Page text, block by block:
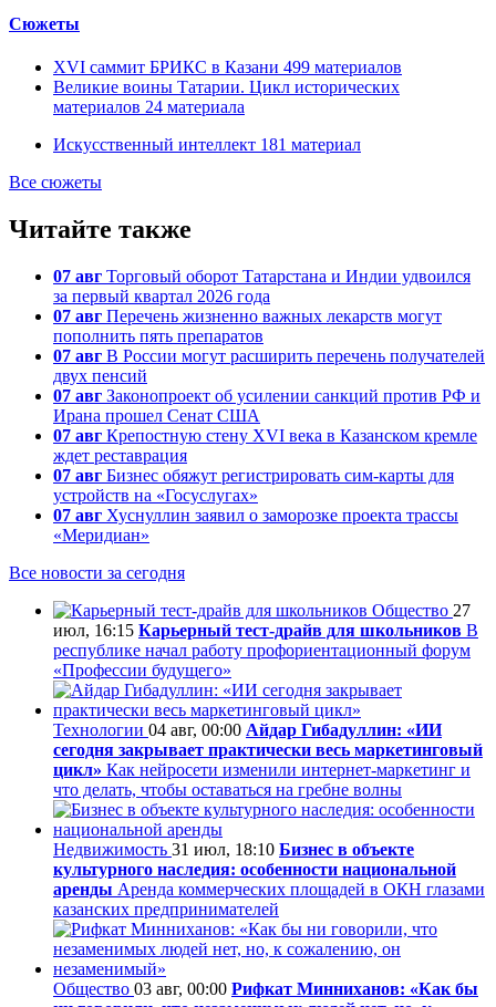
Сюжеты
XVI саммит БРИКС в Казани 499 материалов
Великие воины Татарии. Цикл исторических
материалов 24 материала
Искусственный интеллект 181 материал
Все сюжеты
Читайте также
07 авг Торговый оборот Татарстана и Индии удвоился
за первый квартал 2026 года
07 авг Перечень жизненно важных лекарств могут
пополнить пять препаратов
07 авг В России могут расширить перечень получателей
двух пенсий
07 авг Законопроект об усилении санкций против РФ и
Ирана прошел Сенат США
07 авг Крепостную стену XVI века в Казанском кремле
ждет реставрация
07 авг Бизнес обяжут регистрировать сим-карты для
устройств на «Госуслугах»
07 авг Хуснуллин заявил о заморозке проекта трассы
«Меридиан»
Все новости за сегодня
Общество 27
июл, 16:15 Карьерный тест-драйв для школьников В
республике начал работу профориентационный форум
«Профессии будущего»
Технологии 04 авг, 00:00 Айдар Гибадуллин: «ИИ
сегодня закрывает практически весь маркетинговый
цикл» Как нейросети изменили интернет-маркетинг и
что делать, чтобы оставаться на гребне волны
Недвижимость 31 июл, 18:10 Бизнес в объекте
культурного наследия: особенности национальной
аренды Аренда коммерческих площадей в ОКН глазами
казанских предпринимателей
Общество 03 авг, 00:00 Рифкат Минниханов: «Как бы